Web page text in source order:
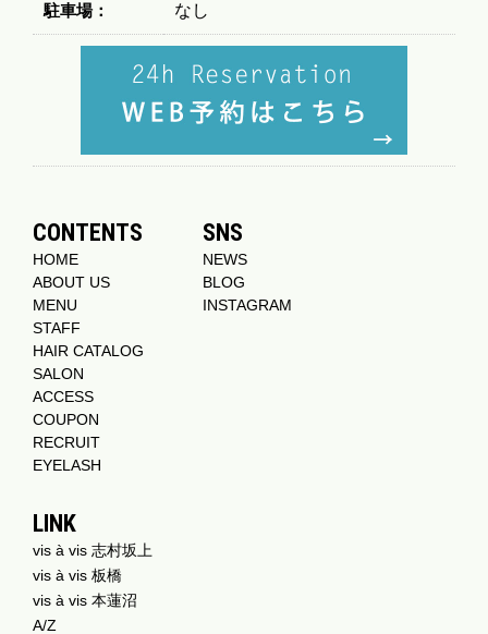
駐車場： なし
CONTENTS
HOME
ABOUT US
MENU
STAFF
HAIR CATALOG
SALON
ACCESS
COUPON
RECRUIT
EYELASH
SNS
NEWS
BLOG
INSTAGRAM
LINK
vis à vis 志村坂上
vis à vis 板橋
vis à vis 本蓮沼
A/Z